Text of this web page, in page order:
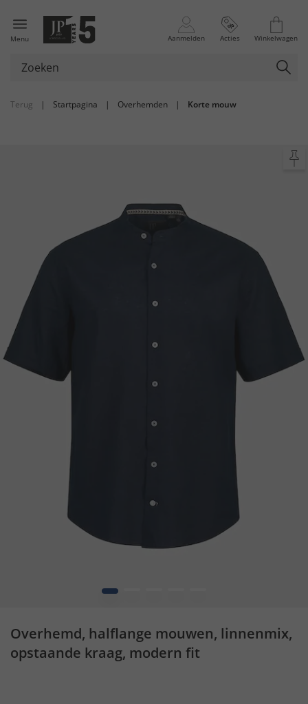
Menu Aanmelden Acties Winkelwagen
Terug | Startpagina | Overhemden | Korte mouw
1
Overhemd, halflange mouwen, linnenmix,
opstaande kraag, modern fit